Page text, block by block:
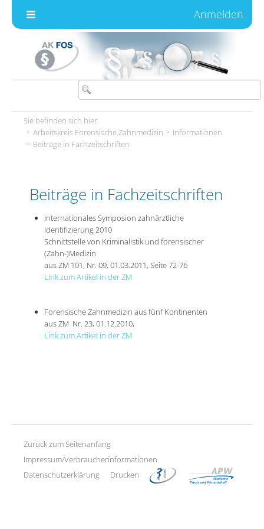
Anmelden
Sie befinden sich hier
Arbeitskreis Forensische Zahnmedizin
Informationen
Beiträge in Fachzeitschriften
Beiträge in Fachzeitschriften
Internationales Symposion zahnärztliche
Identifizierung 2010
Schnittstelle von Kriminalistik und forensischer
(Zahn-)Medizin
aus ZM 101, Nr. 09, 01.03.2011, Seite 72-76
Link zum Artikel in der ZM
Forensische Zahnmedizin aus fünf Kontinenten
aus ZM Nr. 23, 01.12.2010,
Link zum Artikel in der ZM
Zurück zum Seitenanfang
Impressum/Verbraucherinformationen
Datenschutzerklärung
Drucken